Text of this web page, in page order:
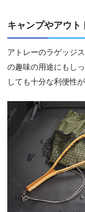
キャンプやアウト
アトレーのラゲッジ
の趣味の用途にもし
しても十分な利便性